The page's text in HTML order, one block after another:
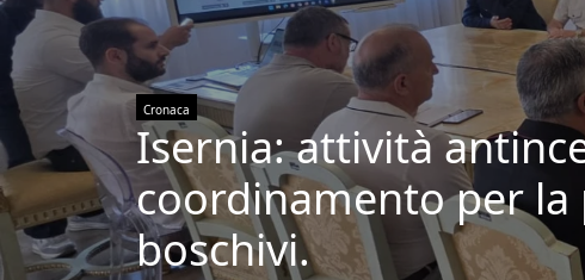
Cronaca
Isernia: attività
coordinamento per la
boschivi.